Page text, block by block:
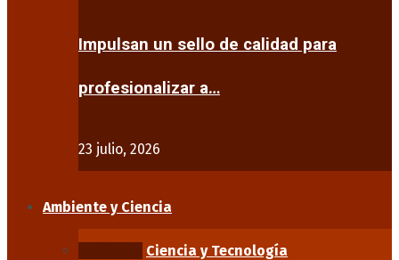
Impulsan un sello de calidad para
profesionalizar a…
23 julio, 2026
Ambiente y Ciencia
Ciencia y Tecnología